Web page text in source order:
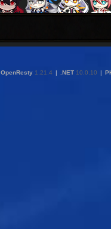
OpenResty 1.21.4 | .NET 10.0.10 |